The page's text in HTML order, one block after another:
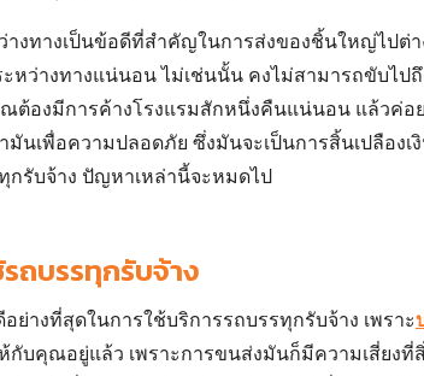
Search
งทางเป็นข้อดีที่สำคัญในการส่งของชิ้นใหญ่ไปต่า
หว่างทางแน่นอน ไม่เช่นนั้น คงไม่สามารถขับไป
ต้องมีการค้างโรงแรมสักหนึ่งคืนแน่นอน แล้วค่อ
นเพื่อความปลอดภัย ซึ่งมันจะเป็นการสิ้นเปลืองเ
กรับจ้าง ปัญหาเหล่านี้จะหมดไป
ถบรรทุกรับจ้าง
ย่างที่สุดในการใช้บริการรถบรรทุกรับจ้าง เพราะ
กับคุณอยู่แล้ว เพราะการขนส่งมันก็มีความเสี่ยงที่